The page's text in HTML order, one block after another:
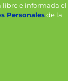
libre e informada el
Personalesde la